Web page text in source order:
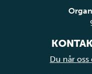
Du når